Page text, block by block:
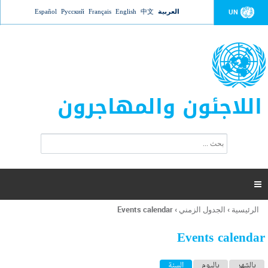
Jump to navigation UN العربية 中文
English
Français
Русский
Español
اللاجئون والمهاجرون
ت
ر
ل
ح
ب

أنت
هنا
الرئيسية › الجدول الزمني ›
Events calendar
Events calendar